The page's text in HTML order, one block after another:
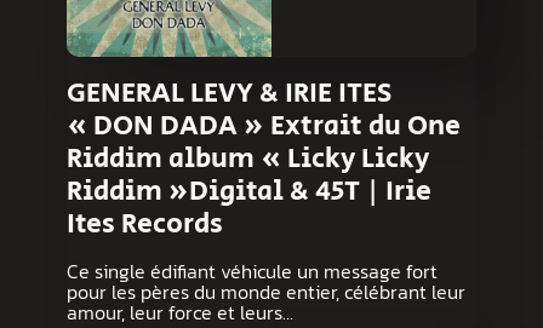
GENERAL LEVY & IRIE ITES
« DON DADA » Extrait du One
Riddim album « Licky Licky
Riddim »Digital & 45T | Irie
Ites Records
Ce single édifiant véhicule un message fort
pour les pères du monde entier, célébrant leur
amour, leur force et leurs…